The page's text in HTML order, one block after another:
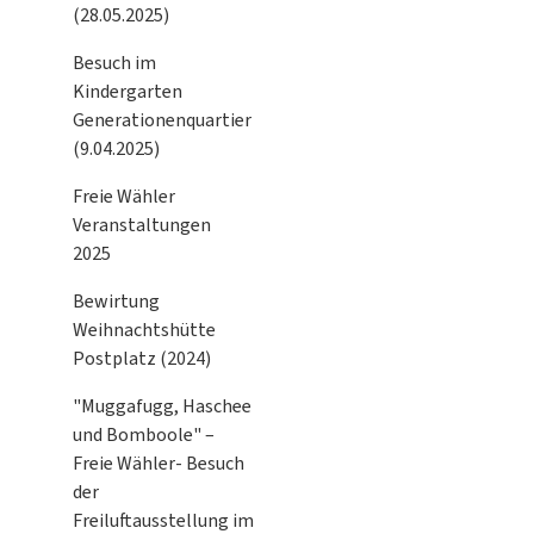
(28.05.2025)
Besuch im
Kindergarten
Generationenquartier
(9.04.2025)
Freie Wähler
Veranstaltungen
2025
Bewirtung
Weihnachtshütte
Postplatz (2024)
"Muggafugg, Haschee
und Bomboole" –
Freie Wähler- Besuch
der
Freiluftausstellung im